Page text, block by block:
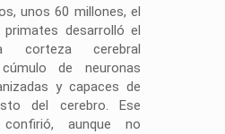
unos 60 millones, el
desarrolló el
corteza cerebral
de neuronas
y capaces de
del cerebro. Ese
aunque no